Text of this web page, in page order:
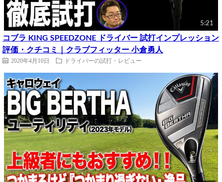
5:21
コブラ KING SPEEDZONE ドライバー 試打インプレッション
評価・クチコミ｜クラブフィッター 小倉勇人
2020年4月10日 ドライバーの試打・レビュー